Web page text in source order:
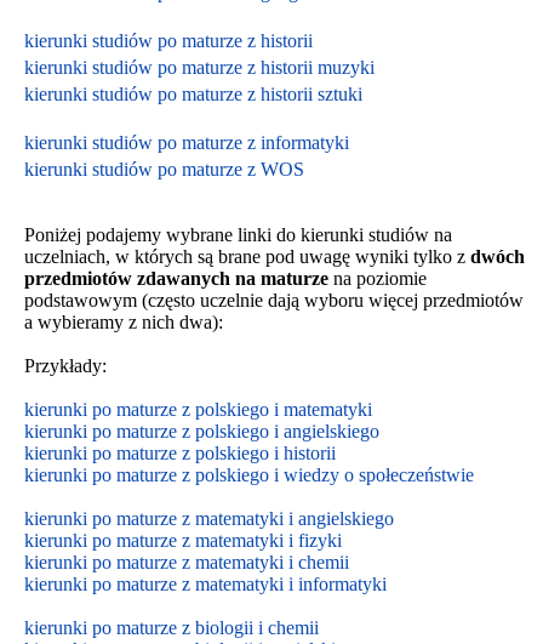
kierunki studiów po maturze z historii
kierunki studiów po maturze z historii muzyki
kierunki studiów po maturze z historii sztuki
kierunki studiów po maturze z informatyki
kierunki studiów po maturze z WOS
Poniżej podajemy wybrane linki do kierunki studiów na
uczelniach, w których są brane pod uwagę wyniki tylko z dwóch
przedmiotów zdawanych na maturze na poziomie
podstawowym (często uczelnie dają wyboru więcej przedmiotów
a wybieramy z nich dwa):
Przykłady:
kierunki po maturze z polskiego i matematyki
kierunki po maturze z polskiego i angielskiego
kierunki po maturze z polskiego i historii
kierunki po maturze z polskiego i wiedzy o społeczeństwie
kierunki po maturze z matematyki i angielskiego
kierunki po maturze z matematyki i fizyki
kierunki po maturze z matematyki i chemii
kierunki po maturze z matematyki i informatyki
kierunki po maturze z biologii i chemii